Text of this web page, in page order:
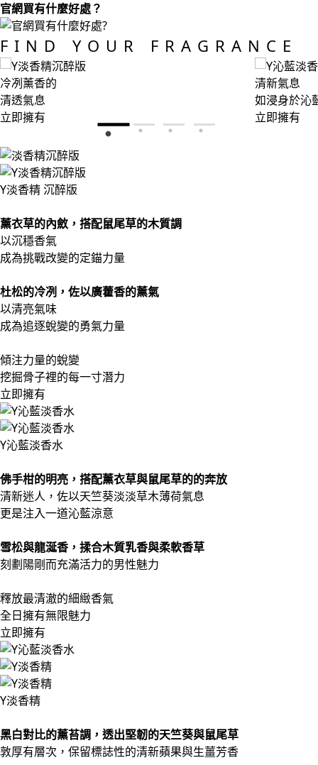
官網買有什麼好處？
FIND YOUR FRAGRANCE
冷冽薰香的
清透氣息
立即擁有
清新氣息
如浸身於沁
立即擁有
Y淡香精 沉醉版
薰衣草的內斂，搭配鼠尾草的木質調
以沉穩香氣
成為挑戰改變的定錨力量
杜松的冷冽，佐以廣藿香的薰氣
以清亮氣味
成為追逐蛻變的勇氣力量
傾注力量的蛻變
挖掘骨子裡的每一寸潛力
立即擁有
Y沁藍淡香水
佛手柑的明亮，搭配薰衣草與鼠尾草的的奔放
清新迷人，佐以天竺葵淡淡草木薄荷氣息
更是注入一道沁藍涼意
雪松與龍涎香，揉合木質乳香與柔軟香草
刻劃陽剛而充滿活力的男性魅力
釋放最清澈的細緻香氣
全日擁有無限魅力
立即擁有
Y淡香精
黑白對比的薰苔調，透出堅韌的天竺葵與鼠尾草
敦厚有層次，保留標誌性的清新蘋果與生薑芳香